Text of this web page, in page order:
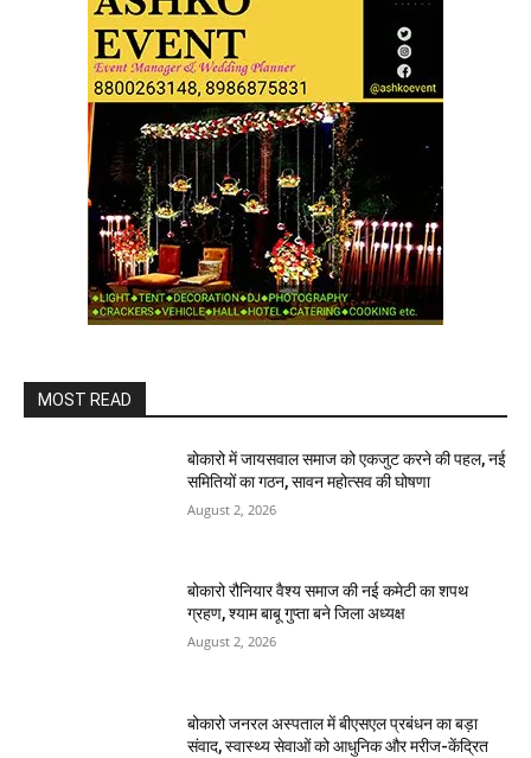
MOST READ
बोकारो में जायसवाल समाज को एकजुट करने की पहल, नई
समितियों का गठन, सावन महोत्सव की घोषणा
August 2, 2026
बोकारो रौनियार वैश्य समाज की नई कमेटी का शपथ
ग्रहण, श्याम बाबू गुप्ता बने जिला अध्यक्ष
August 2, 2026
बोकारो जनरल अस्पताल में बीएसएल प्रबंधन का बड़ा
संवाद, स्वास्थ्य सेवाओं को आधुनिक और मरीज-केंद्रित